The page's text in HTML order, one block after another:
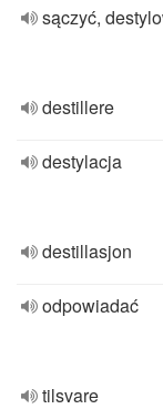
sączyć,
destillere
destylacja
destillasjon
odpowiadać
tilsvare